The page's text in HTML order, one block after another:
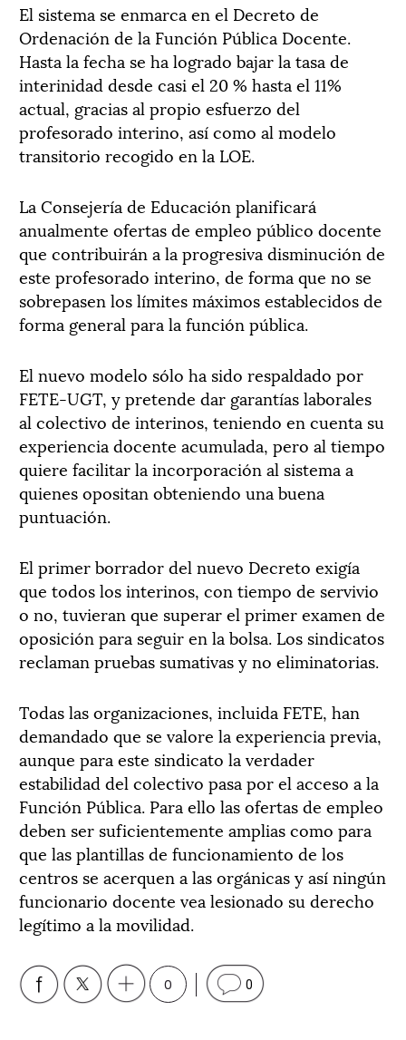
El sistema se enmarca en el Decreto de
Ordenación de la Función Pública Docente.
Hasta la fecha se ha logrado bajar la tasa de
interinidad desde casi el 20 % hasta el 11%
actual, gracias al propio esfuerzo del
profesorado interino, así como al modelo
transitorio recogido en la LOE.
La Consejería de Educación planificará
anualmente ofertas de empleo público docente
que contribuirán a la progresiva disminución de
este profesorado interino, de forma que no se
sobrepasen los límites máximos establecidos de
forma general para la función pública.
El nuevo modelo sólo ha sido respaldado por
FETE-UGT, y pretende dar garantías laborales
al colectivo de interinos, teniendo en cuenta su
experiencia docente acumulada, pero al tiempo
quiere facilitar la incorporación al sistema a
quienes opositan obteniendo una buena
puntuación.
El primer borrador del nuevo Decreto exigía
que todos los interinos, con tiempo de servivio
o no, tuvieran que superar el primer examen de
oposición para seguir en la bolsa. Los sindicatos
reclaman pruebas sumativas y no eliminatorias.
Todas las organizaciones, incluida FETE, han
demandado que se valore la experiencia previa,
aunque para este sindicato la verdader
estabilidad del colectivo pasa por el acceso a la
Función Pública. Para ello las ofertas de empleo
deben ser suficientemente amplias como para
que las plantillas de funcionamiento de los
centros se acerquen a las orgánicas y así ningún
funcionario docente vea lesionado su derecho
legítimo a la movilidad.
0 0